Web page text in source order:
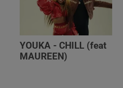
YOUKA - CHILL (feat
MAUREEN)